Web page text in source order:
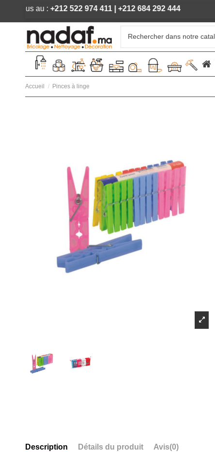
nous au :+212 522 974 411|+212 684 292 444
Accueil Pinces à linge
Description Détails du produit Avis(0)